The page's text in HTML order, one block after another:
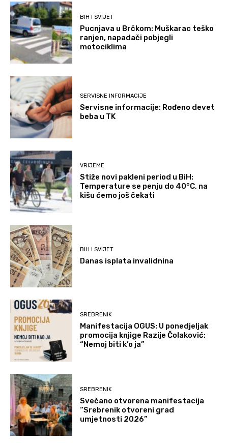
BIH I SVIJET
Pucnjava u Brčkom: Muškarac teško
ranjen, napadači pobjegli
motociklima
SERVISNE INFORMACIJE
Servisne informacije: Rođeno devet
beba u TK
VRIJEME
Stiže novi pakleni period u BiH:
Temperature se penju do 40°C, na
kišu ćemo još čekati
BIH I SVIJET
Danas isplata invalidnina
SREBRENIK
Manifestacija OGUS: U ponedjeljak
promocija knjige Razije Čolaković:
“Nemoj biti k’o ja”
SREBRENIK
Svečano otvorena manifestacija
“Srebrenik otvoreni grad
umjetnosti 2026”